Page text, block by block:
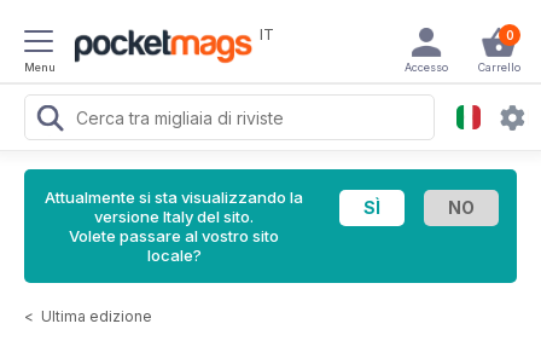
Menu
IT 0
Carrello
Accesso
Attualmente si sta visualizzando la
versione Italy del sito.
Volete passare al vostro sito
locale?
< Ultima edizione